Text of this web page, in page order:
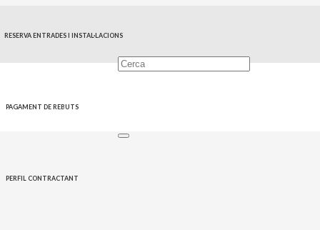
RESERVA ENTRADES I INSTAL·LACIONS
PAGAMENT DE REBUTS
PERFIL CONTRACTANT